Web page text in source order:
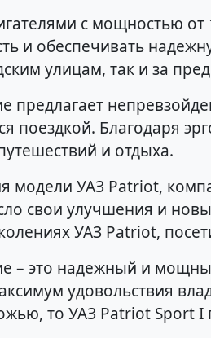
с мощностью от
и обеспечивать
улицам, так и за
предлагает
поездкой. Благодаря
и отдыха.
модели УАЗ Patriot,
свои улучшения и
УАЗ Patriot,
– это надежный и
удовольствия
то УАЗ Patriot Sport